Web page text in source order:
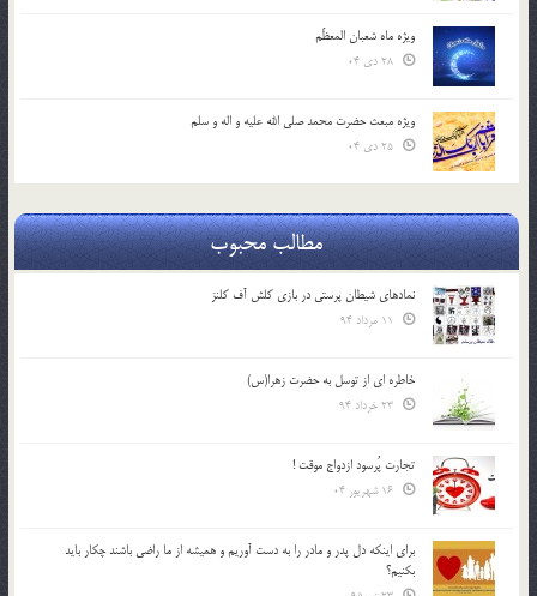
ویژه ماه شعبان المعظّم
ویژه مبعث حضرت محمد صلی الله علیه و اله و سلم
مطالب محبوب
نمادهای شیطان پرستی در بازی کلش آف کلنز
خاطره ای از توسل به حضرت زهرا(س)
تجارت پُرسود ازدواج موقت !
براي اينكه دل پدر و مادر را به دست آوريم و هميشه از ما راضي باشند چكار بايد
بكنيم؟